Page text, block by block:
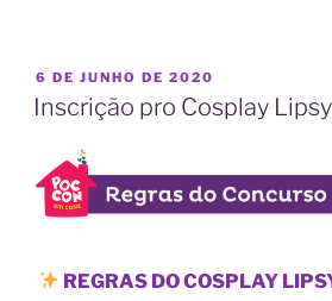
PUBLICADO
EM
6 DE JUNHO DE 2020
Inscrição pro Cosplay
REGRAS DO COSPLAY